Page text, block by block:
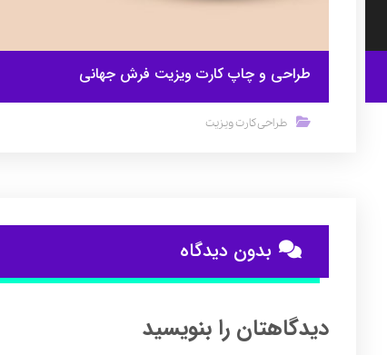
طراحی و چاپ کارت ویزیت فرش جهانی
طراحی کارت ویزیت
بدون دیدگاه
دیدگاهتان را بنویسید